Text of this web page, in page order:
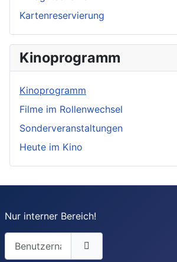
Kartenreservierung
Kinoprogramm
Kinoprogramm
Filme im Rollenwechsel
Sonderveranstaltungen
Heute im Kino
Nur interner Bereich!